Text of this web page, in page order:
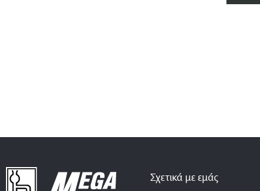
Σχετικά με εμάς